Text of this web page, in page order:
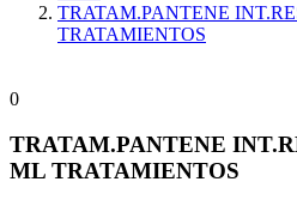
TRATAM.PANTENE
TRATAMIENTOS
0
TRATAM.PANTENE
ML TRATAMIENTOS